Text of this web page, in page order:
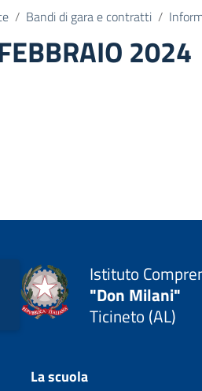
Bandi di gara e contratti
2024
Istituto
"Don Milani"
Ticineto (AL)
La scuola